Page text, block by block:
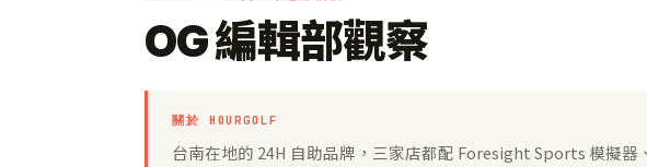
OG 編輯部觀察
關於 HOURGOLF
台南在地的 24H 自助品牌，三家店都配 Foresight Sports 模擬